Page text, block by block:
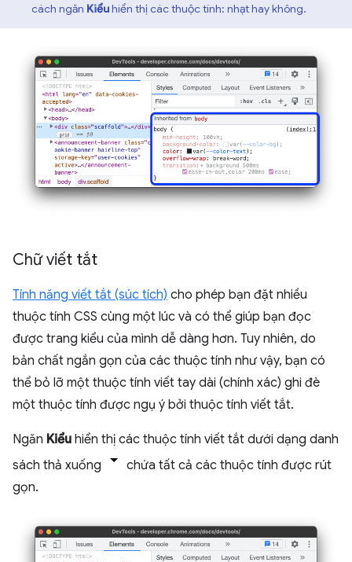
cách ngăn Kiểuhiển thị các thuộc tính: nhạt hay không.
Chữ viết tắt
Tính năng viết tắt (súc tích) cho phép bạn đặt nhiều
thuộc tính CSS cùng một lúc và có thể giúp bạn đọc
được trang kiểu của mình dễ dàng hơn. Tuy nhiên, do
bản chất ngắn gọn của các thuộc tính như vậy, bạn có
thể bỏ lỡ một thuộc tính viết tay dài (chính xác) ghi đè
một thuộc tính được ngụ ý bởi thuộc tính viết tắt.
Ngăn Kiểu hiển thị các thuộc tính viết tắt dưới dạng danh
sách thả xuống
chứa tất cả các thuộc tính được rút
gọn.